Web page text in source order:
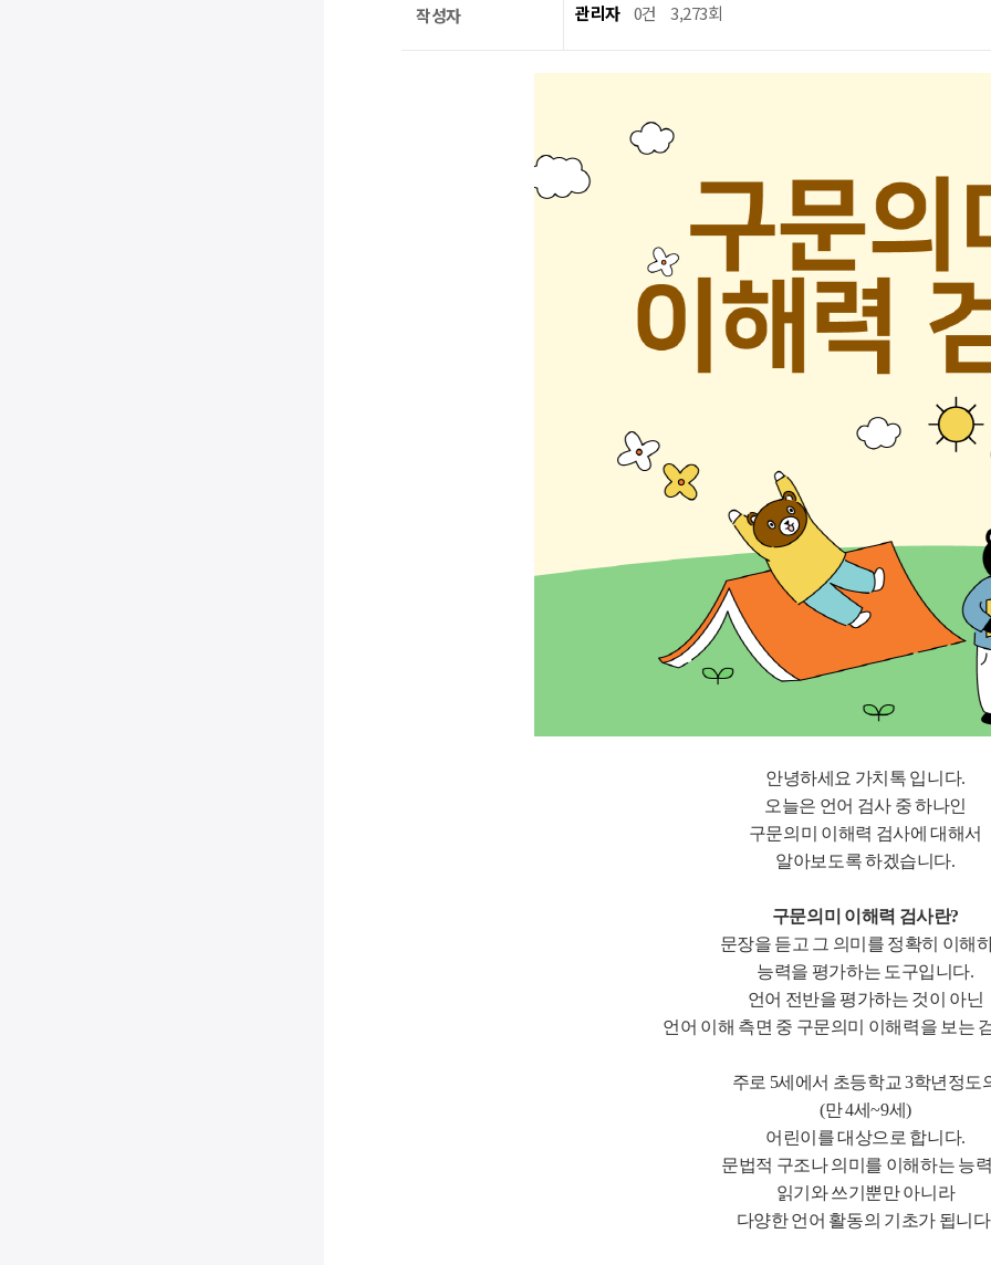
작성자 관리자 0건 3,273회
안녕하세요 가치톡 입니다.
오늘은 언어 검사 중 하나인
구문의미 이해력 검사에 대해서
알아보도록 하겠습니다.
구문의미 이해력 검사란?
문장을 듣고 그 의미를 정확히 이해
능력을 평가하는 도구입니다.
언어 전반을 평가하는 것이 아닌
언어 이해 측면 중 구문의미 이해력을 보는
주로 5세에서 초등학교 3학년정도
(만 4세~9세)
어린이를 대상으로 합니다.
문법적 구조나 의미를 이해하는 능
읽기와 쓰기뿐만 아니라
다양한 언어 활동의 기초가 됩니